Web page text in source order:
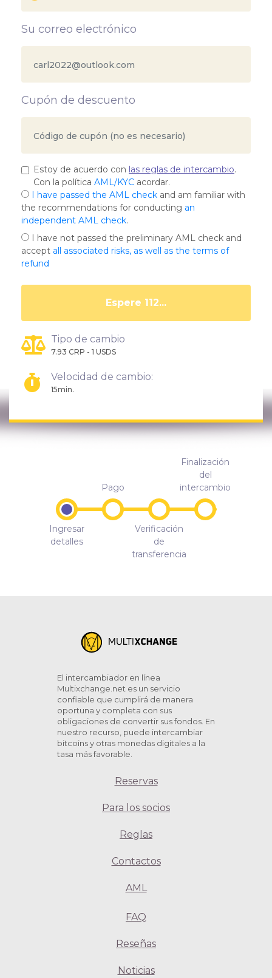
Su correo electrónico
Cupón de descuento
Estoy de acuerdo con las reglas de intercambio.
Con la política AML/KYC acordar.
I have passed the AML check and am familiar with
the recommendations for conducting an
independent AML check.
I have not passed the preliminary AML check and
accept all associated risks, as well as the terms of
refund
Espere 107...
Tipo de cambio
7.93 CRP - 1 USDS
Velocidad de cambio:
15min.
Ingresar
detalles
Pago
Verificación
de
transferencia
Finalización
del
intercambio
El intercambiador en línea
Multixchange.net es un servicio
confiable que cumplirá de manera
oportuna y completa con sus
obligaciones de convertir sus fondos. En
nuestro recurso, puede intercambiar
bitcoins y otras monedas digitales a la
tasa más favorable.
Reservas
Para los socios
Reglas
Contactos
AML
FAQ
Reseñas
Noticias